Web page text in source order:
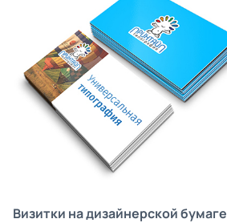
Визитки на дизайнерской бумаге